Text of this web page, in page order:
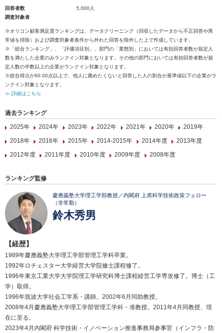
回答者数
5,000人
調査対象者
※オリコン顧客満足度ランキングは、データクリーニング（回収したデータから不正回答や異
常値を排除）および調査対象者条件から外れた回答を除外した上で作成しています。
※「総合ランキング」、「評価項目別」、部門の「業態別」においては有効回答者数が規定人
数を満たした企業のみランクイン対象となります。その他の部門においては有効回答者数が規
定人数の半数以上の企業がランクイン対象となります。
※総合得点が60.00点以上で、他人に薦めたくないと回答した人の割合が基準値以下の企業がラ
ンクイン対象となります。
≫ 詳細はこちら
過去ランキング
2025年
2024年 2023年 2022年 2021年 2020年
2019年
2018年
2016年 2015年 2014-2015年 2014年度
2013年度
2012年度
2011年度 2010年度 2009年度 2008年度
ランキング監修
慶應義塾大学理工学部教授／内閣府 上席科学技術政策フェロー
（非常勤）
鈴木秀男
【経歴】
1989年慶應義塾大学理工学部管理工学科卒業。
1992年ロチェスター大学経営大学院修士課程修了。
1996年東京工業大学大学院理工学研究科博士課程経営工学専攻修了。博士（工
学）取得。
1996年筑波大学社会工学系・講師。2002年6月同助教授。
2008年4月慶應義塾大学理工学部管理工学科・准教授。2011年4月同教授、現
在に至る。
2023年4月内閣府 科学技術・イノベーション推進事務局参事官（インフラ・防